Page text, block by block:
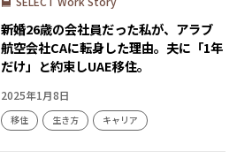
新婚26歳の会社員だった私が、アラブ
航空会社CAに転身した理由。夫に「1年
だけ」と約束しUAE移住。
2025年1月8日
移住 生き方 キャリア